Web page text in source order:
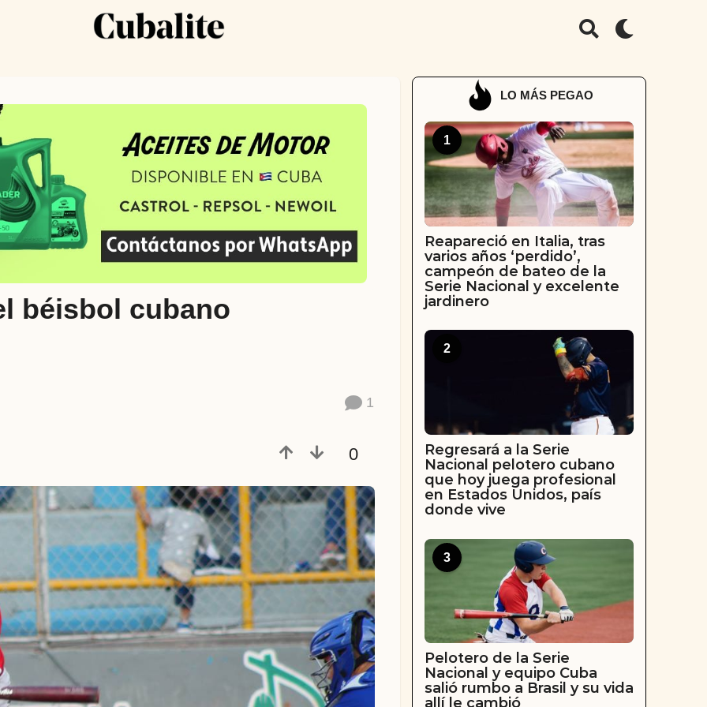
béisbol cubano
1
0
LO MÁS PEGAO
1
Reapareció en Italia, tras
varios años ‘perdido’,
campeón de bateo de la
Serie Nacional y excelente
jardinero
2
Regresará a la Serie
Nacional pelotero cubano
que hoy juega profesional
en Estados Unidos, país
donde vive
3
Pelotero de la Serie
Nacional y equipo Cuba
salió rumbo a Brasil y su vida
allí le cambió